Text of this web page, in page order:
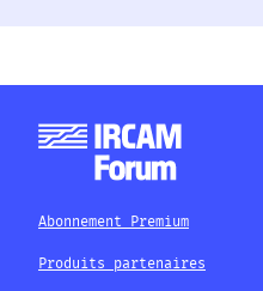
Abonnement Premium
Produits partenaires